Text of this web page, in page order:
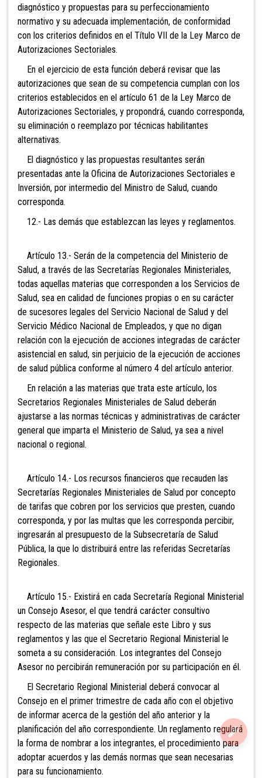
diagnóstico y propuestas para su perfeccionamiento
normativo y su adecuada implementación, de conformidad
con los criterios definidos en el Título VII de la Ley Marco de
Autorizaciones Sectoriales.
En el ejercicio de esta función deberá revisar que las
autorizaciones que sean de su competencia cumplan con los
criterios establecidos en el artículo 61 de la Ley Marco de
Autorizaciones Sectoriales, y propondrá, cuando corresponda,
su eliminación o reemplazo por técnicas habilitantes
alternativas.
El diagnóstico y las propuestas resultantes serán
presentadas ante la Oficina de Autorizaciones Sectoriales e
Inversión, por intermedio del Ministro de Salud, cuando
corresponda.
12.- Las demás que establezcan las leyes y reglamentos.
Artículo 13.- Serán de la competencia del Ministerio de
Salud, a través de las Secretarías Regionales Ministeriales,
todas aquellas materias que corresponden a los Servicios de
Salud, sea en calidad de funciones propias o en su carácter
de sucesores legales del Servicio Nacional de Salud y del
Servicio Médico Nacional de Empleados, y que no digan
relación con la ejecución de acciones integradas de carácter
asistencial en salud, sin perjuicio de la ejecución de acciones
de salud pública conforme al número 4 del artículo anterior.
En relación a las materias que trata este artículo, los
Secretarios Regionales Ministeriales de Salud deberán
ajustarse a las normas técnicas y administrativas de carácter
general que imparta el Ministerio de Salud, ya sea a nivel
nacional o regional.
Artículo 14.- Los recursos financieros que recauden las
Secretarías Regionales Ministeriales de Salud por concepto
de tarifas que cobren por los servicios que presten, cuando
corresponda, y por las multas que les corresponda percibir,
ingresarán al presupuesto de la Subsecretaría de Salud
Pública, la que lo distribuirá entre las referidas Secretarías
Regionales.
Artículo 15.- Existirá en cada Secretaría Regional Ministerial
un Consejo Asesor, el que tendrá carácter consultivo
respecto de las materias que señale este Libro y sus
reglamentos y las que el Secretario Regional Ministerial le
someta a su consideración. Los integrantes del Consejo
Asesor no percibirán remuneración por su participación en él.
El Secretario Regional Ministerial deberá convocar al
Consejo en el primer trimestre de cada año con el objetivo
de informar acerca de la gestión del año anterior y la
planificación del año correspondiente. Un reglamento regulará
la forma de nombrar a los integrantes, el procedimiento para
adoptar acuerdos y las demás normas que sean necesarias
para su funcionamiento.